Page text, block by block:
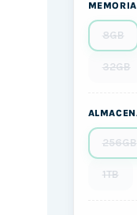
8GB
32GB
256GB
1TB